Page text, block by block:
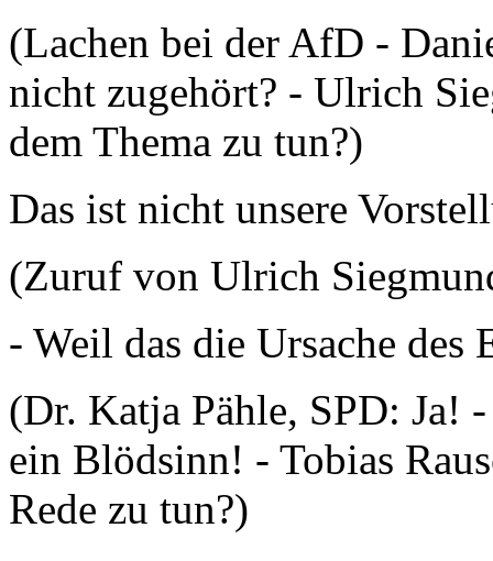
(Lachen bei der AfD -
nicht zugehört? - Ulrich
dem Thema zu tun?)
Das ist nicht unsere
(Zuruf von Ulrich
- Weil das die Ursache des
(Dr. Katja Pähle, SPD: Ja!
ein Blödsinn! - Tobias
Rede zu tun?)